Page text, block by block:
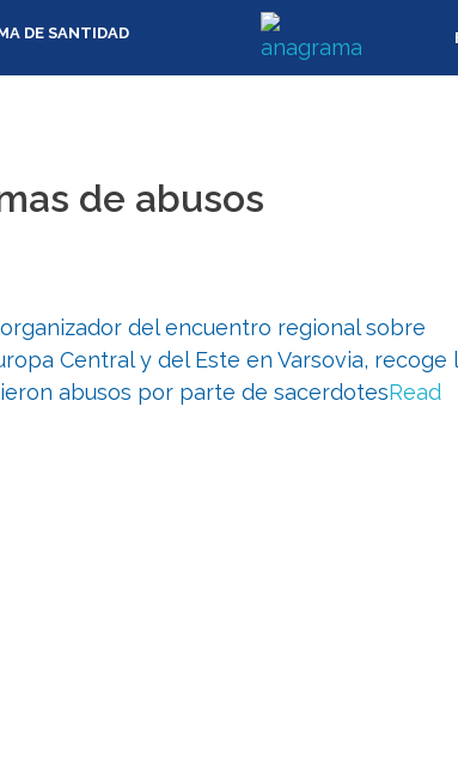
DE SANTIDAD
de abusos
del encuentro regional sobre
Central y del Este en Varsovia, recoge
abusos por parte de sacerdotesRead